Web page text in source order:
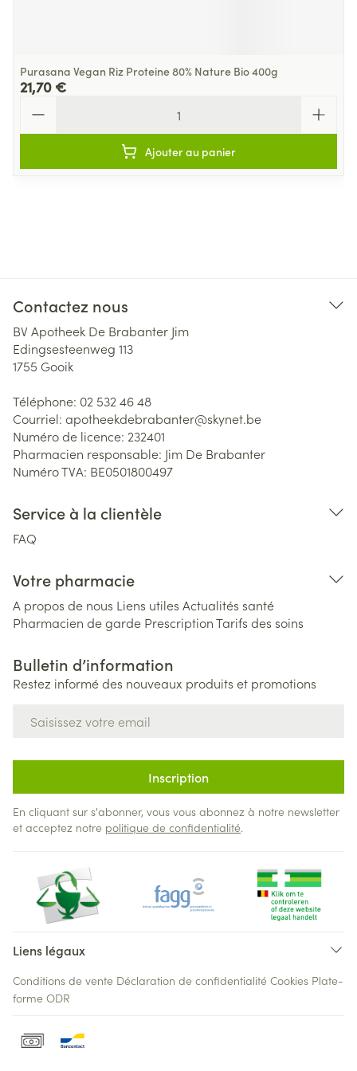
Purasana Vegan Riz Proteine 80% Nature Bio 400g
21,70 €
Ajouter au panier
Contactez nous
BV Apotheek De Brabanter Jim
Edingsesteenweg 113
1755 Gooik
Téléphone: 02 532 46 48
Courriel: apotheekdebrabanter@skynet.be
Numéro de licence: 232401
Pharmacien responsable: Jim De Brabanter
Numéro TVA: BE0501800497
Service à la clientèle
FAQ
Votre pharmacie
A propos de nous Liens utiles Actualités santé
Pharmacien de garde PrescriptionTarifs des soins
Bulletin d’information
Restez informé des nouveaux produits et promotions
Inscription
En cliquant sur s'abonner, vous vous abonnez à notre newsletter
et acceptez notre politique de confidentialité.
Liens légaux
Conditions de vente Déclaration de confidentialité Cookies Plate-
forme ODR